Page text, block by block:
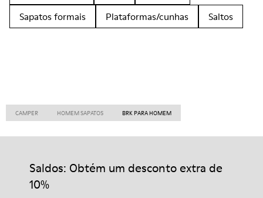
Sapatos formais
Plataformas/cunhas Saltos
CAMPER HOMEM SAPATOS BRK PARA HOMEM
Saldos: Obtém um desconto extra de
10%